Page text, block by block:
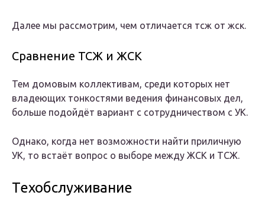
Далее мы рассмотрим, чем отличается тсж от жск.
Сравнение ТСЖ и ЖСК​
Тем домовым коллективам, среди которых нет
владеющих тонкостями ведения финансовых дел,
больше подойдёт вариант с сотрудничеством с УК.
Однако, когда нет возможности найти приличную
УК, то встаёт вопрос о выборе между ЖСК и ТСЖ.
Техобслуживание